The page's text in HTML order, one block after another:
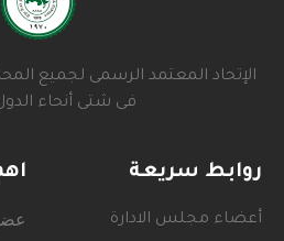
الإتحاد المعتمد الرسمى لجميع
فى شتى أنحاء
روابط سريعة
أعضاء مجلس الادارة